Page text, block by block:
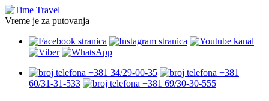
Vreme je za putovanja
+381 34/29-00-35
+381
60/31-31-533
+381 69/30-30-555